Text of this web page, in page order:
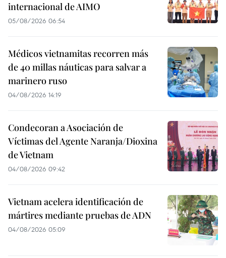
internacional de AIMO
05/08/2026 06:54
Médicos vietnamitas recorren más
de 40 millas náuticas para salvar a
marinero ruso
04/08/2026 14:19
Condecoran a Asociación de
Víctimas del Agente Naranja/Dioxina
de Vietnam
04/08/2026 09:42
Vietnam acelera identificación de
mártires mediante pruebas de ADN
04/08/2026 05:09